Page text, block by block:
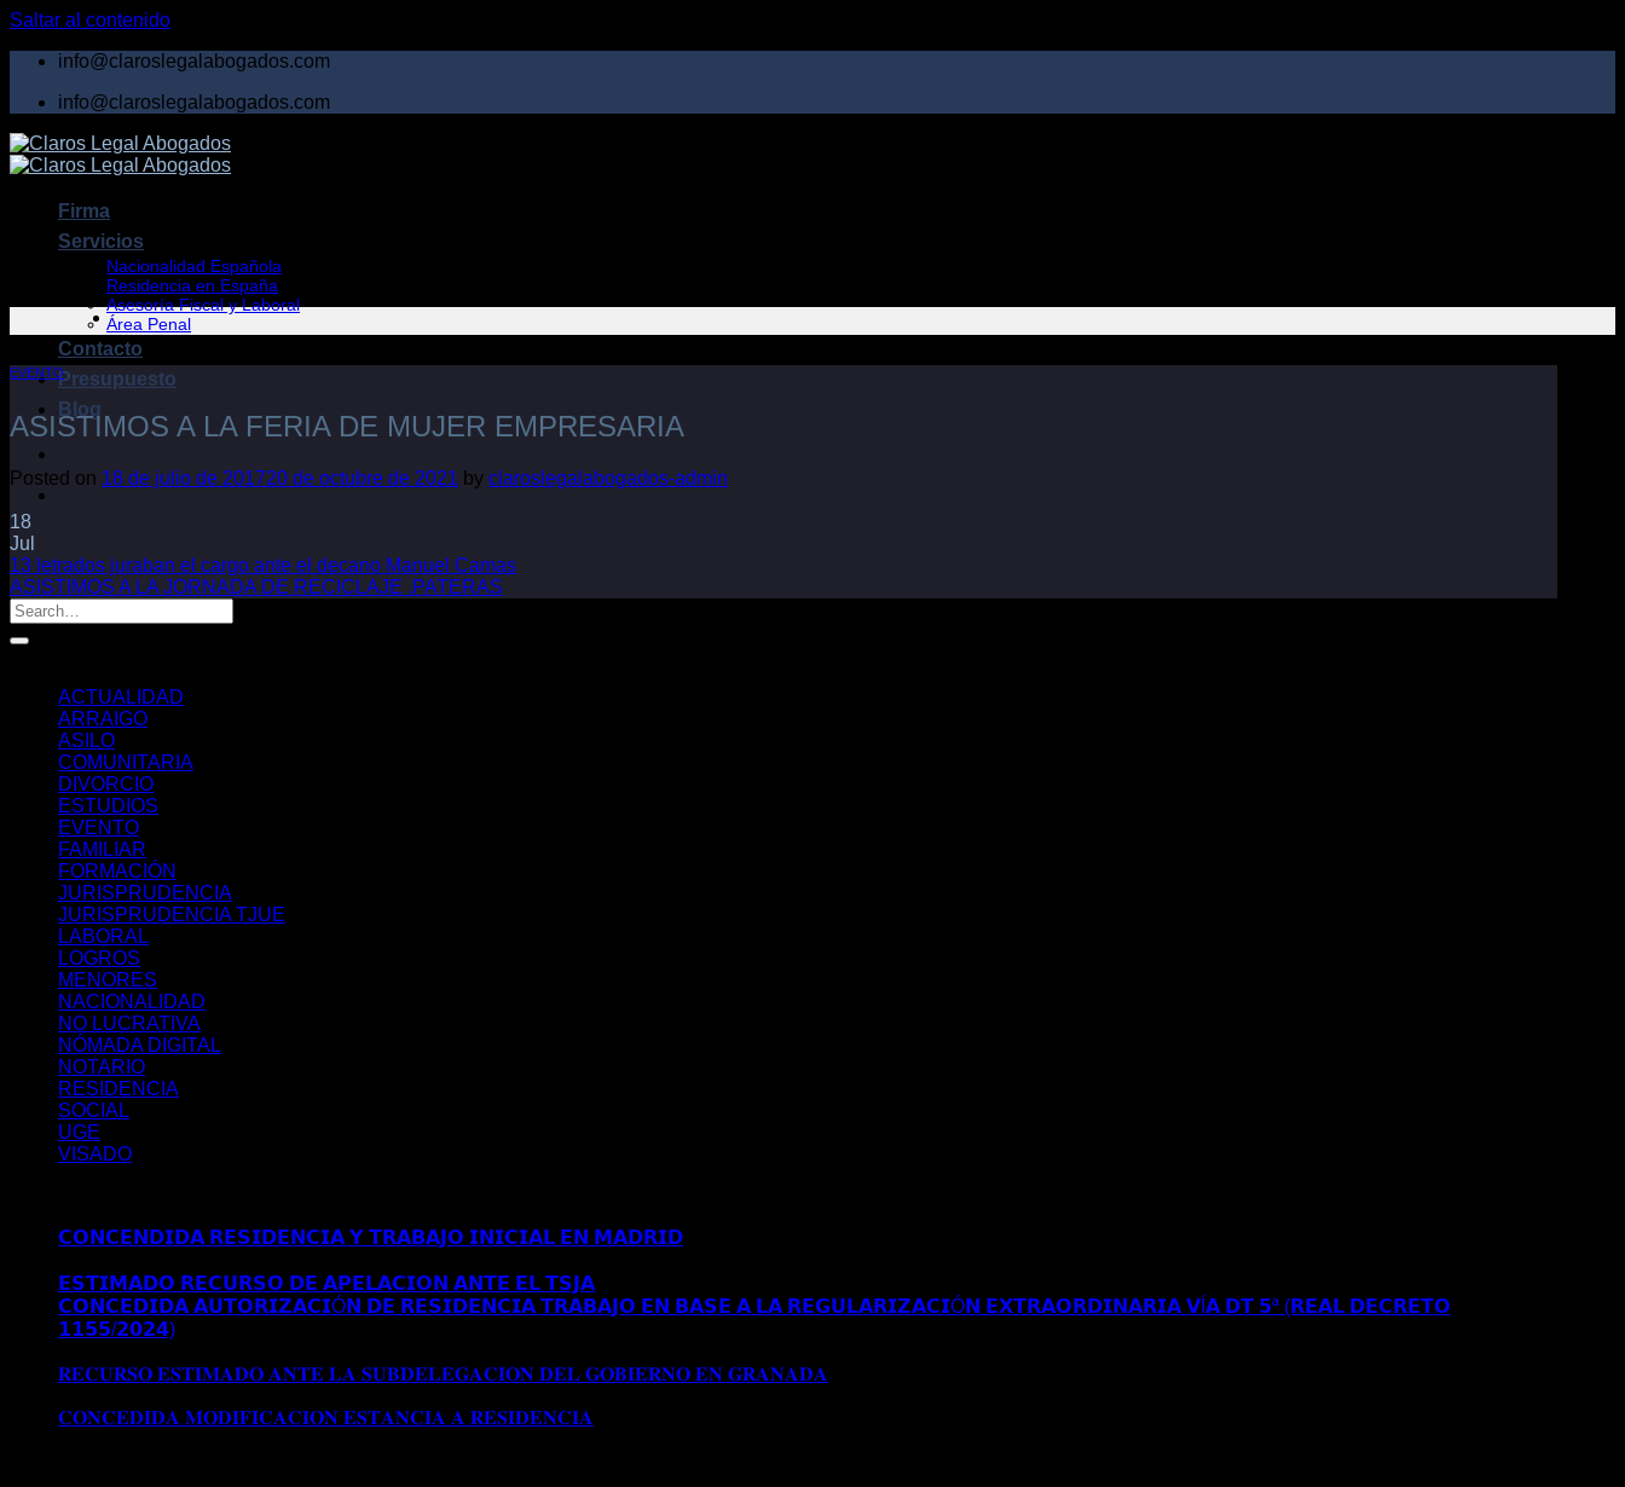
Saltar al contenido
info@claroslegalabogados.com
info@claroslegalabogados.com
Firma
Servicios
Nacionalidad Española
Residencia en España
Asesoría Fiscal y Laboral
Área Penal
Contacto
Presupuesto
Blog
EVENTO
ASISTIMOS A LA FERIA DE MUJER EMPRESARIA
Posted on 18 de julio de 201720 de octubre de 2021 by claroslegalabogados-admin
18
Jul
13 letrados juraban el cargo ante el decano Manuel Camas
ASISTIMOS A LA JORNADA DE RECICLAJE .PATERAS
ACTUALIDAD
ARRAIGO
ASILO
COMUNITARIA
DIVORCIO
ESTUDIOS
EVENTO
FAMILIAR
FORMACIÓN
JURISPRUDENCIA
JURISPRUDENCIA TJUE
LABORAL
LOGROS
MENORES
NACIONALIDAD
NO LUCRATIVA
NÓMADA DIGITAL
NOTARIO
RESIDENCIA
SOCIAL
UGE
VISADO
𝗖𝗢𝗡𝗖𝗘𝗡𝗗𝗜𝗗𝗔 𝗥𝗘𝗦𝗜𝗗𝗘𝗡𝗖𝗜𝗔 𝗬 𝗧𝗥𝗔𝗕𝗔𝗝𝗢 𝗜𝗡𝗜𝗖𝗜𝗔𝗟 𝗘𝗡 𝗠𝗔𝗗𝗥𝗜𝗗
𝗘𝗦𝗧𝗜𝗠𝗔𝗗𝗢 𝗥𝗘𝗖𝗨𝗥𝗦𝗢 𝗗𝗘 𝗔𝗣𝗘𝗟𝗔𝗖𝗜𝗢𝗡 𝗔𝗡𝗧𝗘 𝗘𝗟 𝗧𝗦𝗝𝗔
𝗖𝗢𝗡𝗖𝗘𝗗𝗜𝗗𝗔 𝗔𝗨𝗧𝗢𝗥𝗜𝗭𝗔𝗖𝗜Ó𝗡 𝗗𝗘 𝗥𝗘𝗦𝗜𝗗𝗘𝗡𝗖𝗜𝗔 𝗧𝗥𝗔𝗕𝗔𝗝𝗢 𝗘𝗡 𝗕𝗔𝗦𝗘 𝗔 𝗟𝗔 𝗥𝗘𝗚𝗨𝗟𝗔𝗥𝗜𝗭𝗔𝗖𝗜Ó𝗡 𝗘𝗫𝗧𝗥𝗔𝗢𝗥𝗗𝗜𝗡𝗔𝗥𝗜𝗔 𝗩Í𝗔 𝗗𝗧 𝟱ª (𝗥𝗘𝗔𝗟 𝗗𝗘𝗖𝗥𝗘𝗧𝗢
𝟭𝟭𝟱𝟱/𝟮𝟬𝟮𝟰)
𝐑𝐄𝐂𝐔𝐑𝐒𝐎 𝐄𝐒𝐓𝐈𝐌𝐀𝐃𝐎 𝐀𝐍𝐓𝐄 𝐋𝐀 𝐒𝐔𝐁𝐃𝐄𝐋𝐄𝐆𝐀𝐂𝐈𝐎𝐍 𝐃𝐄𝐋 𝐆𝐎𝐁𝐈𝐄𝐑𝐍𝐎 𝐄𝐍 𝐆𝐑𝐀𝐍𝐀𝐃𝐀
𝐂𝐎𝐍𝐂𝐄𝐃𝐈𝐃𝐀 𝐌𝐎𝐃𝐈𝐅𝐈𝐂𝐀𝐂𝐈𝐎𝐍 𝐄𝐒𝐓𝐀𝐍𝐂𝐈𝐀 𝐀 𝐑𝐄𝐒𝐈𝐃𝐄𝐍𝐂𝐈𝐀